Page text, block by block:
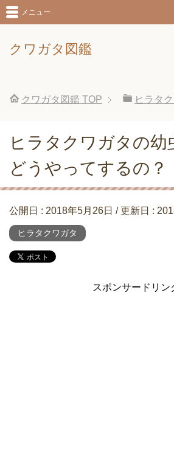
クワガタ図鑑
メニュー
クワガタ図鑑 TOP ヒラタ
ヒラタクワガタの幼
どうやってするの？
公開日 : 2018年5月26日 / 更新日 :
ヒラタクワガタ
スポンサードリン